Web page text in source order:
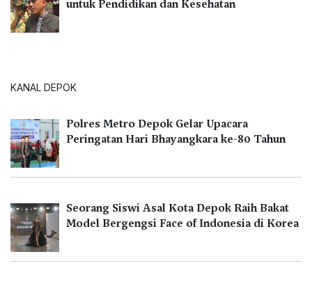
untuk Pendidikan dan Kesehatan
KANAL DEPOK
Polres Metro Depok Gelar Upacara
Peringatan Hari Bhayangkara ke-80 Tahun
Seorang Siswi Asal Kota Depok Raih Bakat
Model Bergengsi Face of Indonesia di Korea